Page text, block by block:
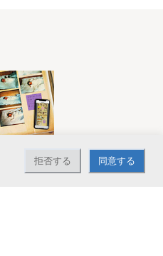
拒否する 同意する